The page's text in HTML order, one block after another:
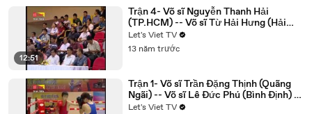
12:51
Trận 4- Võ sĩ Nguyễn Thanh Hải
(TP.HCM) -- Võ sĩ Từ Hải Hưng (Hải
Phòng) - YouTube
Let's Viet TV
13 năm trước
Trận 1- Võ sĩ Trần Đặng Thịnh (Quãng
Ngãi) -- Võ sĩ Lê Đức Phú (Bình Định) -
YouTube
Let's Viet TV